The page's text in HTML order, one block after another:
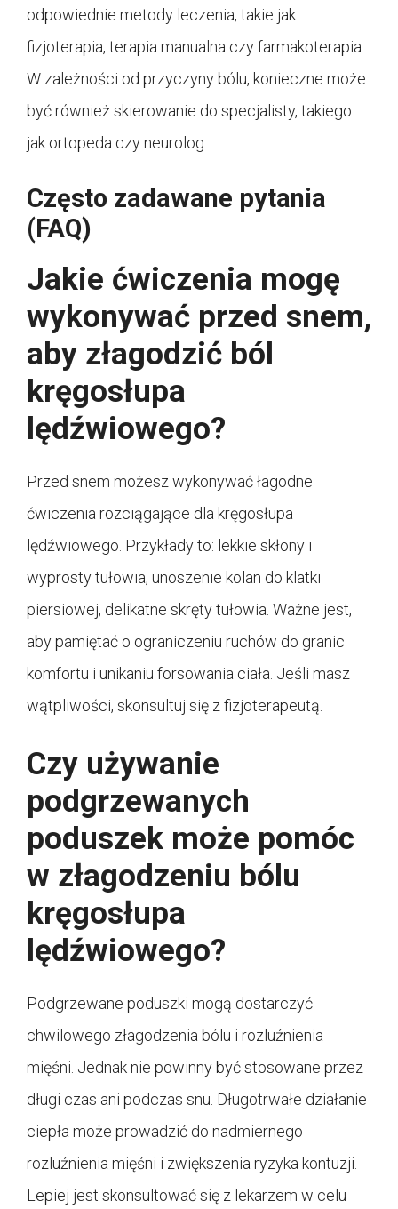
odpowiednie metody leczenia, takie jak
fizjoterapia, terapia manualna czy farmakoterapia.
W zależności od przyczyny bólu, konieczne może
być również skierowanie do specjalisty, takiego
jak ortopeda czy neurolog.
Często zadawane pytania
(FAQ)
Jakie ćwiczenia mogę
wykonywać przed snem,
aby złagodzić ból
kręgosłupa
lędźwiowego?
Przed snem możesz wykonywać łagodne
ćwiczenia rozciągające dla kręgosłupa
lędźwiowego. Przykłady to: lekkie skłony i
wyprosty tułowia, unoszenie kolan do klatki
piersiowej, delikatne skręty tułowia. Ważne jest,
aby pamiętać o ograniczeniu ruchów do granic
komfortu i unikaniu forsowania ciała. Jeśli masz
wątpliwości, skonsultuj się z fizjoterapeutą.
Czy używanie
podgrzewanych
poduszek może pomóc
w złagodzeniu bólu
kręgosłupa
lędźwiowego?
Podgrzewane poduszki mogą dostarczyć
chwilowego złagodzenia bólu i rozluźnienia
mięśni. Jednak nie powinny być stosowane przez
długi czas ani podczas snu. Długotrwałe działanie
ciepła może prowadzić do nadmiernego
rozluźnienia mięśni i zwiększenia ryzyka kontuzji.
Lepiej jest skonsultować się z lekarzem w celu